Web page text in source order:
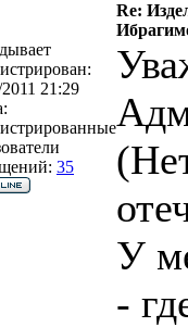
Re:
21:29
35
У
-